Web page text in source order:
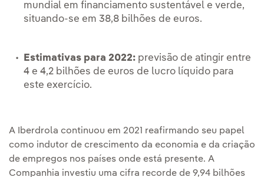
mundial em financiamento sustentável e verde,
situando-se em 38,8 bilhões de euros.
Estimativas para 2022: previsão de atingir entre
4 e 4,2 bilhões de euros de lucro líquido para
este exercício.
A Iberdrola continuou em 2021 reafirmando seu papel
como indutor de crescimento da economia e da criação
de empregos nos países onde está presente. A
Companhia investiu uma cifra recorde de 9,94 bilhões